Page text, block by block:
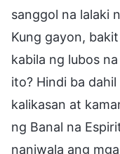
sanggol na lalaki
Kung gayon,
kabila ng lubos
ito? Hindi ba
kalikasan at
ng Banal na
naniwala ang